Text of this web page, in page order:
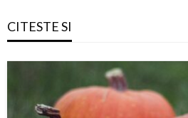
CITESTE SI